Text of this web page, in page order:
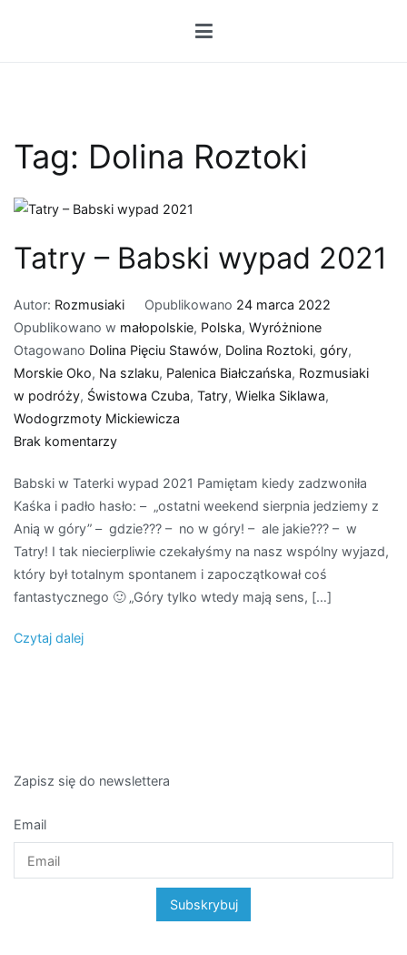
Tag: Dolina Roztoki
Tatry – Babski wypad 2021
Autor: Rozmusiaki Opublikowano 24 marca 2022
Opublikowano w małopolskie, Polska, Wyróżnione
Otagowano Dolina Pięciu Stawów, Dolina Roztoki, góry,
Morskie Oko, Na szlaku, Palenica Białczańska, Rozmusiaki
w podróży, Świstowa Czuba, Tatry, Wielka Siklawa,
Wodogrzmoty Mickiewicza
Brak komentarzydo
–
Babski
wypad
2021
Babski w Taterki wypad 2021 Pamiętam kiedy zadzwoniła
Kaśka i padło hasło: – „ostatni weekend sierpnia jedziemy z
Anią w góry” – gdzie??? – no w góry! – ale jakie??? – w
Tatry! I tak niecierpliwie czekałyśmy na nasz wspólny wyjazd,
który był totalnym spontanem i zapoczątkował coś
fantastycznego 🙂 „Góry tylko wtedy mają sens, […]
Czytaj dalej
Zapisz się do newslettera
Email